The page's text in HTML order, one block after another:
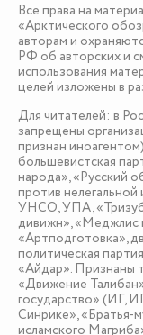
Все права на
«Арктического
авторам и
РФ об авторских и
использования
целей изложены в
Для читателей: в
запрещены
признан
большевистская
народа», «Русский
против
УНСО, УПА, «Тризуб
дивижн», «Меджлис
«Артподготовка»,
политическая
«Айдар». Признаны
«Движение
государство» (ИГ,
Синрике», «Братья-
исламского